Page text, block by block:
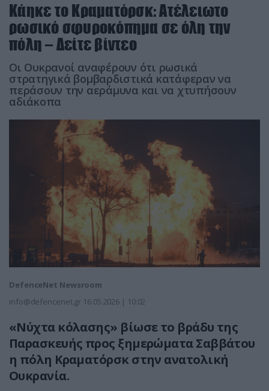
Κάηκε το Κραματόρσκ: Ατέλειωτο
ρωσικό σφυροκόπημα σε όλη την
πόλη – Δείτε βίντεο
Οι Ουκρανοί αναφέρουν ότι ρωσικά
στρατηγικά βομβαρδιστικά κατάφεραν να
περάσουν την αεράμυνα και να χτυπήσουν
αδιάκοπα
DefenceNet Newsroom
info@defencenet.gr 16.05.2026 | 10:02
«Νύχτα κόλασης» βίωσε το βράδυ της
Παρασκευής προς ξημερώματα Σαββάτου
η πόλη Κραματόρσκ στην ανατολική
Ουκρανία.